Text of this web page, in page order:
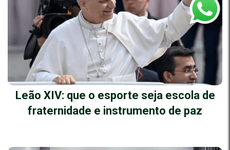
Leão XIV: que o esporte seja escola de
fraternidade e instrumento de paz